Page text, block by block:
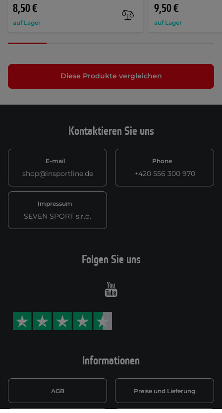
8,50 €
auf Lager
9,50 €
auf Lager
Diese Produkte vergleichen
Kontaktieren Sie uns
E-mail
shop@insportline.de
Phone
+420 556 300 970
Impressum
SEVEN SPORT s.r.o.
Informationen
AGB Preise und Lieferung
Folgen Sie uns
Youtube